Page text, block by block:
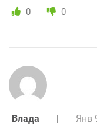
0
0
Влада | Янв